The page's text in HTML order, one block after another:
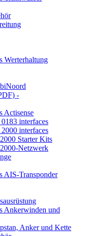
Werterhaltung
-
Actisense
interfaces
interfaces
Starter Kits
Netzwerk
AIS-Transponder
Ankerwinden und
Anker und Kette